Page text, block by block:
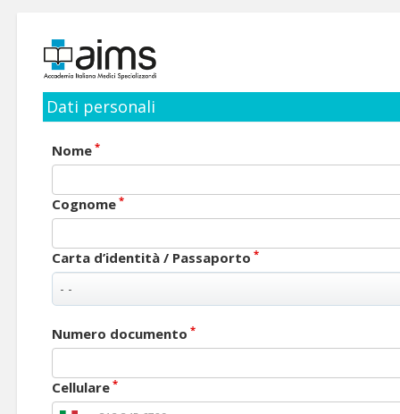
Dati personali
Nome *
Cognome *
Carta d’identità / Passaporto *
Numero documento *
Cellulare *